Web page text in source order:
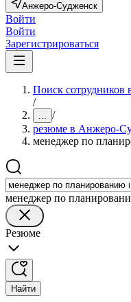
Анжеро-Судженск
Войти
Войти
Зарегистрироваться
Поиск
/
... /
резюме в Анжеро-
менеджер по
менеджер по
Резюме
Найти